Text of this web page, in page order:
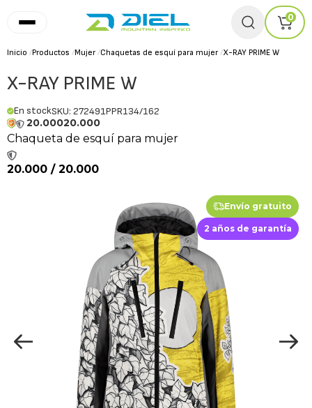
0
Inicio /Productos /Mujer /Chaquetas de esquí para mujer /X-RAY PRIME W
X-RAY PRIME W
En stockSKU: 272491PPR134/162
20.00020.000
Chaqueta de esquí para mujer
20.000 / 20.000
Envío gratuito
2 años de garantía